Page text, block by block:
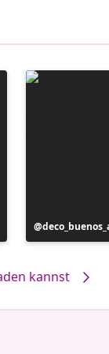
Beitrag
veröffentlicht
kannst